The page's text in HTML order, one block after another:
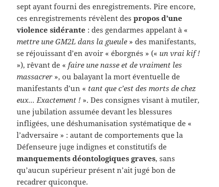
sept ayant fourni des enregistrements. Pire encore,
ces enregistrements révèlent despropos d’une
violence sidérante : des gendarmes appelant à «
mettre une GM2L dans la gueule » des manifestants,
se réjouissant d’en avoir « éborgnés » (« un vrai kif !
»), rêvant de « faire une nasse et de vraiment les
massacrer », ou balayant la mort éventuelle de
manifestants d’un « tant que c’est des morts de chez
eux… Exactement ! ». Des consignes visant à mutiler,
une jubilation assumée devant les blessures
infligées, une déshumanisation systématique de «
l’adversaire » : autant de comportements que la
Défenseure juge indignes et constitutifs de
manquements déontologiques graves, sans
qu’aucun supérieur présent n’ait jugé bon de
recadrer quiconque.